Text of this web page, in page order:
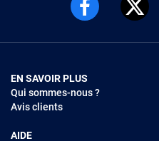
EN SAVOIR PLUS
Qui sommes-nous ?
Avis clients
AIDE